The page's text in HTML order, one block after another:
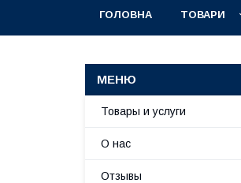
ГОЛОВНА ТОВАРИ
Товары и услуги
О нас
Отзывы